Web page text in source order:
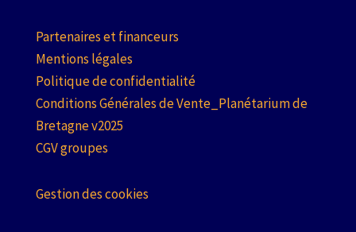
Partenaires et financeurs
Mentions légales
Politique de confidentialité
Conditions Générales de Vente_Planétarium de
Bretagne v2025
CGV groupes
Gestion des cookies